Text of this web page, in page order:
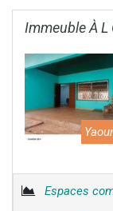
Immeuble À
Espaces